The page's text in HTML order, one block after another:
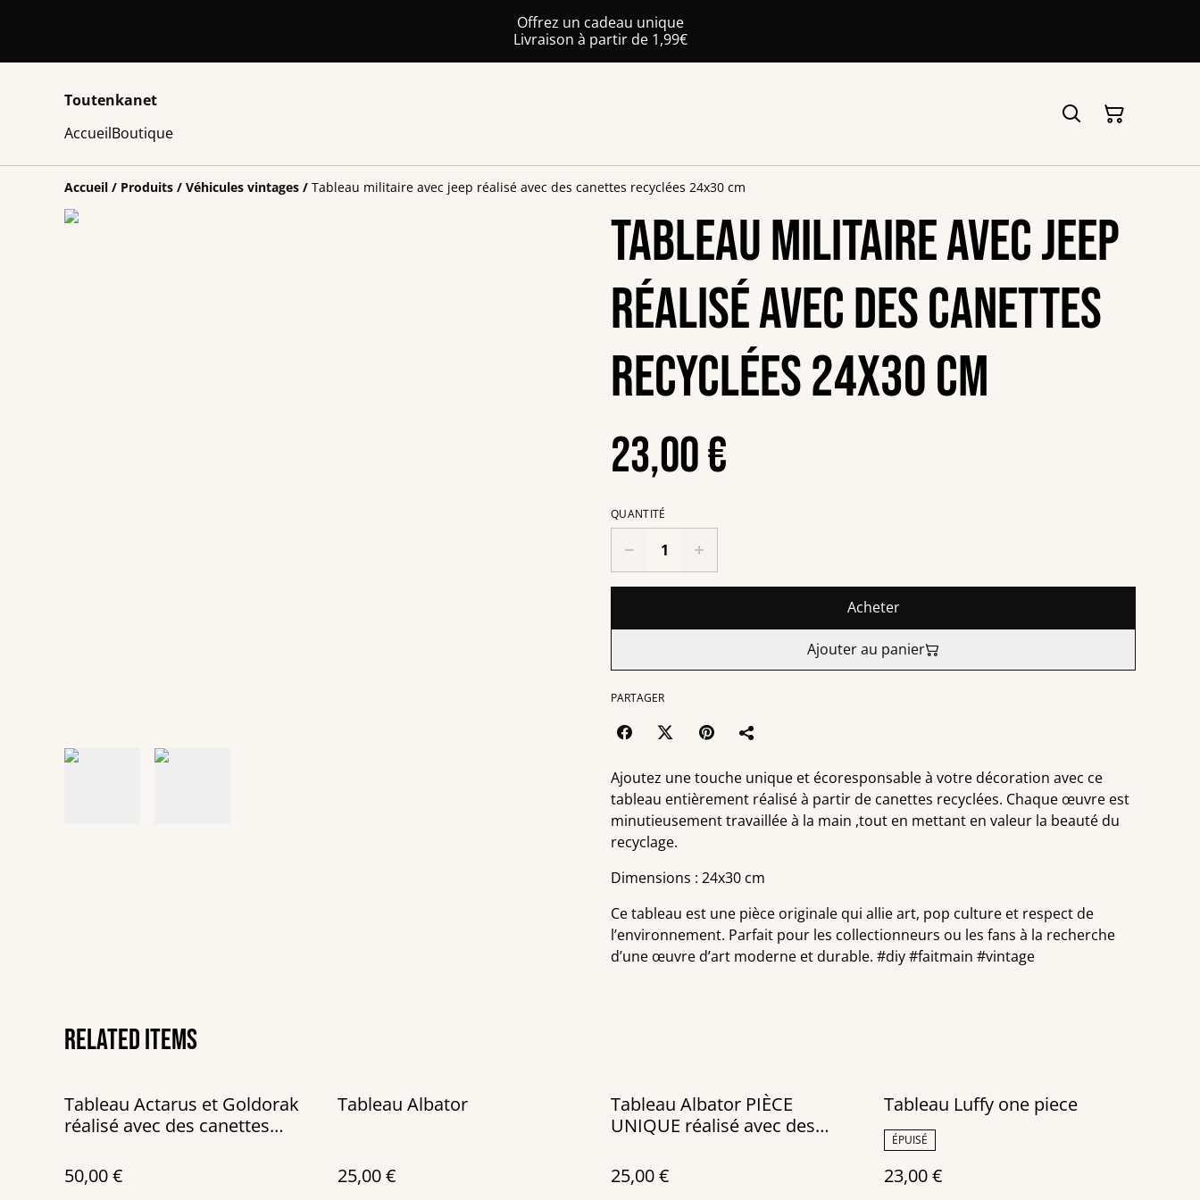
Offrez un cadeau unique
Livraison à partir de 1,99€
Toutenkanet
AccueilBoutique
Accueil / Produits / Véhicules vintages / Tableau militaire avec jeep réalisé avec des canettes recyclées 24x30 cm
Tableau militaire avec jeep
réalisé avec des canettes
recyclées 24x30 cm
23,00 €
QUANTITÉ
Acheter
Ajouter au panier
PARTAGER
Ajoutez une touche unique et écoresponsable à votre décoration avec ce
tableau entièrement réalisé à partir de canettes recyclées. Chaque œuvre est
minutieusement travaillée à la main ,tout en mettant en valeur la beauté du
recyclage.
Dimensions : 24x30 cm
Ce tableau est une pièce originale qui allie art, pop culture et respect de
l’environnement. Parfait pour les collectionneurs ou les fans à la recherche
d’une œuvre d’art moderne et durable. #diy #faitmain #vintage
Related items
Tableau Actarus et Goldorak
réalisé avec des canettes
40x40 cm
50,00 €
Tableau Albator
25,00 €
Tableau Albator PIÈCE
UNIQUE réalisé avec des
25,00 €
Tableau Luffy one piece
ÉPUISÉ
23,00 €